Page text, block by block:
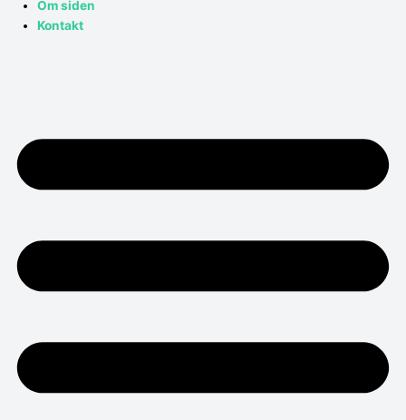
Om siden
Kontakt